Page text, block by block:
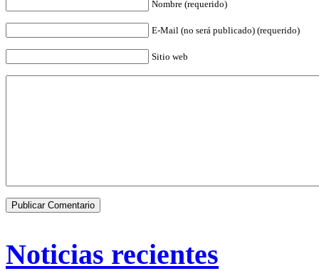
Nombre (requerido)
E-Mail (no será publicado) (requerido)
Sitio web
Noticias recientes